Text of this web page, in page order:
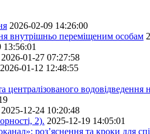
2026-02-09 14:26:00
внутрішньо переміщеним особам
13:56:01
2026-01-27 07:27:58
2026-01-12 12:48:55
водовідведення
2025-12-24 10:20:48
2). 2025-12-19 14:05:01
роз’яснення та кроки для